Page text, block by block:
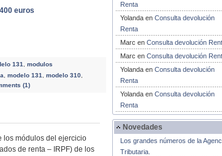
131
modulos
modelo 131 modelo 310
(1)
los módulos del ejercicio
de renta – IRPF) de los
Renta
Yolanda en Consulta devolución
Renta
Marc en Consulta devolución
Marc en Consulta devolución
Yolanda en Consulta devolución
Renta
Yolanda en Consulta devolución
Renta
Novedades
Los grandes números de la
Tributaria.